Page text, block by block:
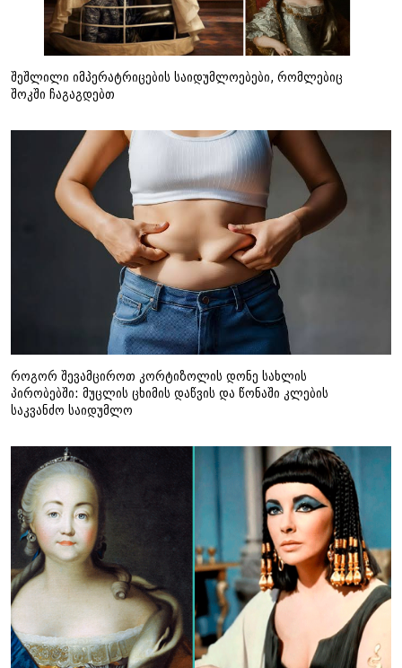
შეშლილი იმპერატრიცების საიდუმლოებები, რომლებიც
შოკში ჩაგაგდებთ
როგორ შევამციროთ კორტიზოლის დონე სახლის
პირობებში: მუცლის ცხიმის დაწვის და წონაში კლების
საკვანძო საიდუმლო